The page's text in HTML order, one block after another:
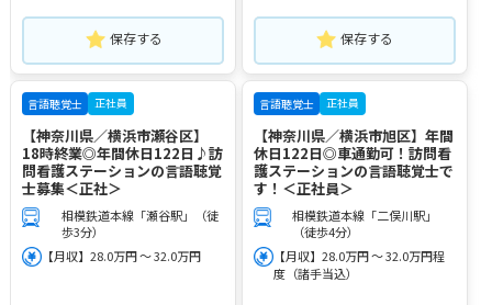
保存する 保存する
言語聴覚士 正社員
【神奈川県／横浜市瀬谷区】
18時終業◎年間休日122日♪訪
問看護ステーションの言語聴覚
士募集＜正社＞
相模鉄道本線「瀬谷駅」（徒
歩3分）
【月収】28.0万円 ～ 32.0万円
言語聴覚士 正社員
【神奈川県／横浜市旭区】年間
休日122日◎車通勤可！訪問看
護ステーションの言語聴覚士で
す！＜正社員＞
相模鉄道本線「二俣川駅」
（徒歩4分）
【月収】28.0万円 ～ 32.0万円程
度（諸手当込）